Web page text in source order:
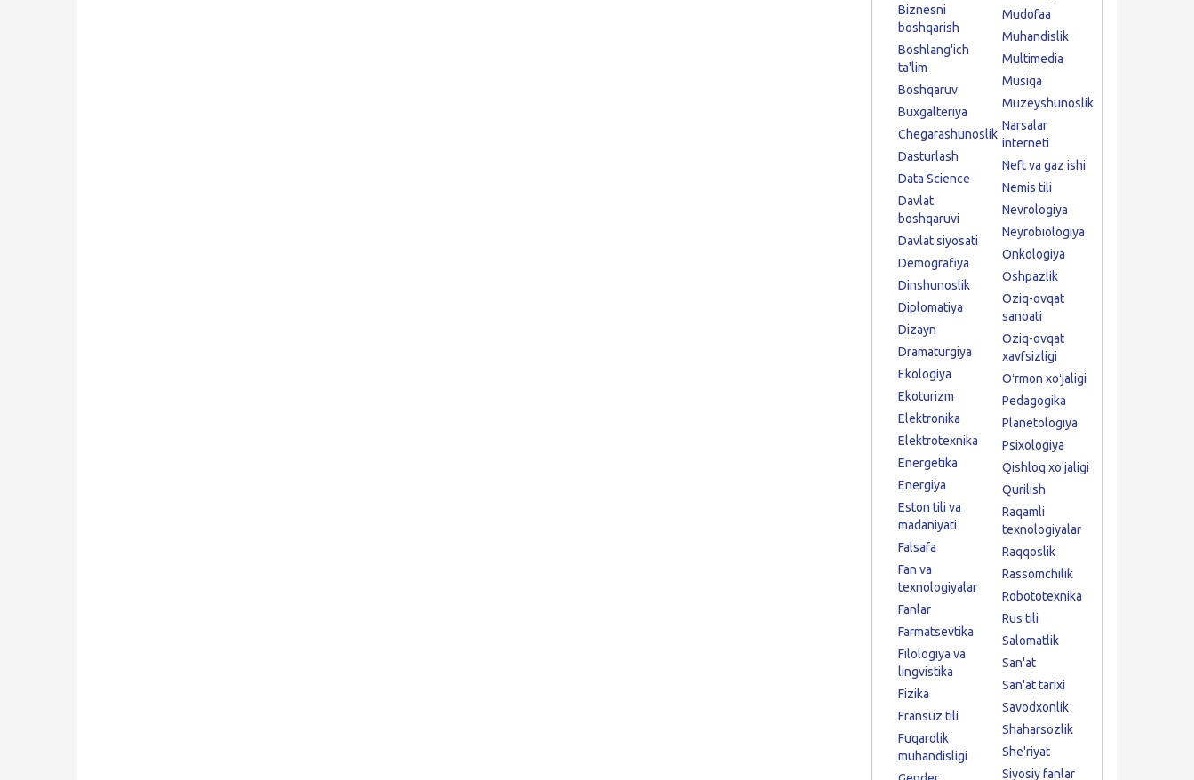
Biznesni
boshqarish
Boshlang'ich
ta'lim
Boshqaruv
Buxgalteriya
Chegarashunoslik
Dasturlash
Data Science
Davlat
boshqaruvi
Davlat siyosati
Demografiya
Dinshunoslik
Diplomatiya
Dizayn
Dramaturgiya
Ekologiya
Ekoturizm
Elektronika
Elektrotexnika
Energetika
Energiya
Eston tili va
madaniyati
Falsafa
Fan va
texnologiyalar
Fanlar
Farmatsevtika
Filologiya va
lingvistika
Fizika
Fransuz tili
Fuqarolik
muhandisligi
Mudofaa
Muhandislik
Multimedia
Musiqa
Muzeyshunoslik
Narsalar
interneti
Neft va gaz ishi
Nemis tili
Nevrologiya
Neyrobiologiya
Onkologiya
Oshpazlik
Oziq-ovqat
sanoati
Oziq-ovqat
xavfsizligi
Oʻrmon xoʻjaligi
Pedagogika
Planetologiya
Psixologiya
Qishloq xo'jaligi
Qurilish
Raqamli
texnologiyalar
Raqqoslik
Rassomchilik
Robototexnika
Rus tili
Salomatlik
San'at
San'at tarixi
Savodxonlik
Shaharsozlik
She'riyat
Siyosiy fanlar